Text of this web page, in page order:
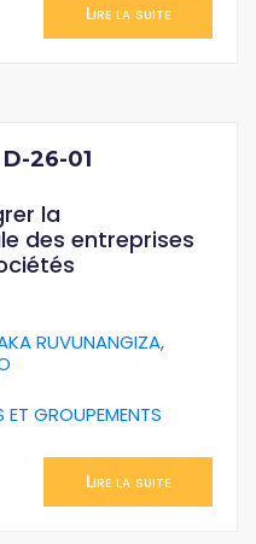
Lire la suite
26-01
la
des entreprises
RUVUNANGIZA,
GROUPEMENTS
Lire la suite